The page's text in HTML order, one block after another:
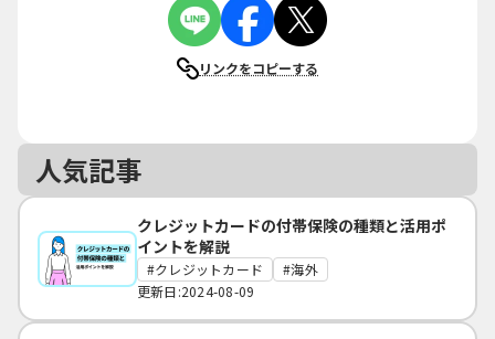
リンクをコピーする
人気記事
クレジットカードの付帯保険の種類と活用ポ
イントを解説
クレジットカード
海外
更新日:2024-08-09